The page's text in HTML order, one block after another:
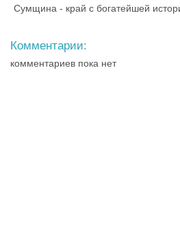
Сумщина - край с богатейшей
Комментарии:
комментариев пока нет